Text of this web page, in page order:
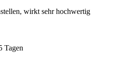
wirkt sehr hochwertig
Tagen